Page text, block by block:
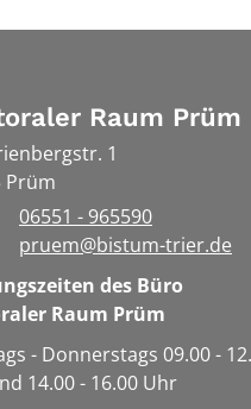
Raum Prüm
1
Prüm
06551 - 965590
pruem@bistum-trier.de
des Büro
Raum Prüm
- Donnerstags 09.00 -
14.00 - 16.00 Uhr